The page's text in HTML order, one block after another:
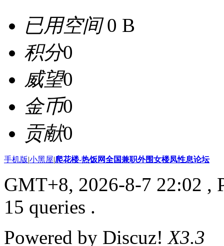
已用空间0 B
积分0
威望0
金币0
贡献0
手机版|小黑屋|爬花楼-热饭网全国兼职外围女楼凤性息论坛
GMT+8, 2026-8-7 22:02 ,
15 queries .
Powered by Discuz!X3.3